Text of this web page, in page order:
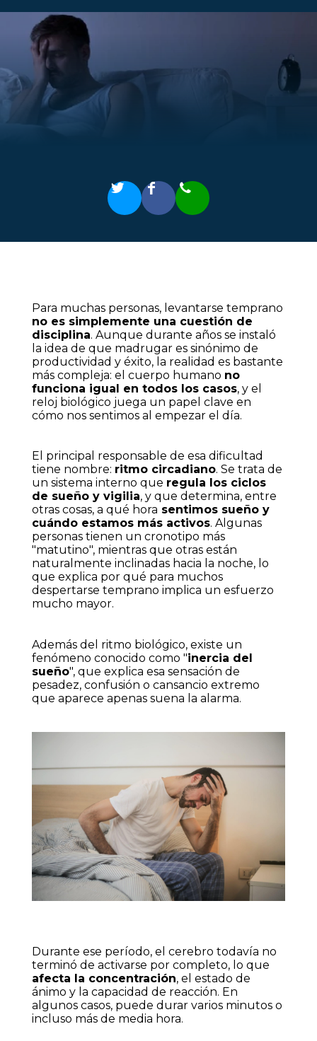
Para muchas personas, levantarse temprano
no es simplemente una cuestión de
disciplina. Aunque durante años se instaló
la idea de que madrugar es sinónimo de
productividad y éxito, la realidad es bastante
más compleja: el cuerpo humano no
funciona igual en todos los casos, y el
reloj biológico juega un papel clave en
cómo nos sentimos al empezar el día.
El principal responsable de esa dificultad
tiene nombre: ritmo circadiano. Se trata de
un sistema interno que regula los ciclos
de sueño y vigilia, y que determina, entre
otras cosas, a qué hora sentimos sueño y
cuándo estamos más activos. Algunas
personas tienen un cronotipo más
"matutino", mientras que otras están
naturalmente inclinadas hacia la noche, lo
que explica por qué para muchos
despertarse temprano implica un esfuerzo
mucho mayor.
Además del ritmo biológico, existe un
fenómeno conocido como "inercia del
sueño", que explica esa sensación de
pesadez, confusión o cansancio extremo
que aparece apenas suena la alarma.
Durante ese período, el cerebro todavía no
terminó de activarse por completo, lo que
afecta la concentración, el estado de
ánimo y la capacidad de reacción. En
algunos casos, puede durar varios minutos o
incluso más de media hora.